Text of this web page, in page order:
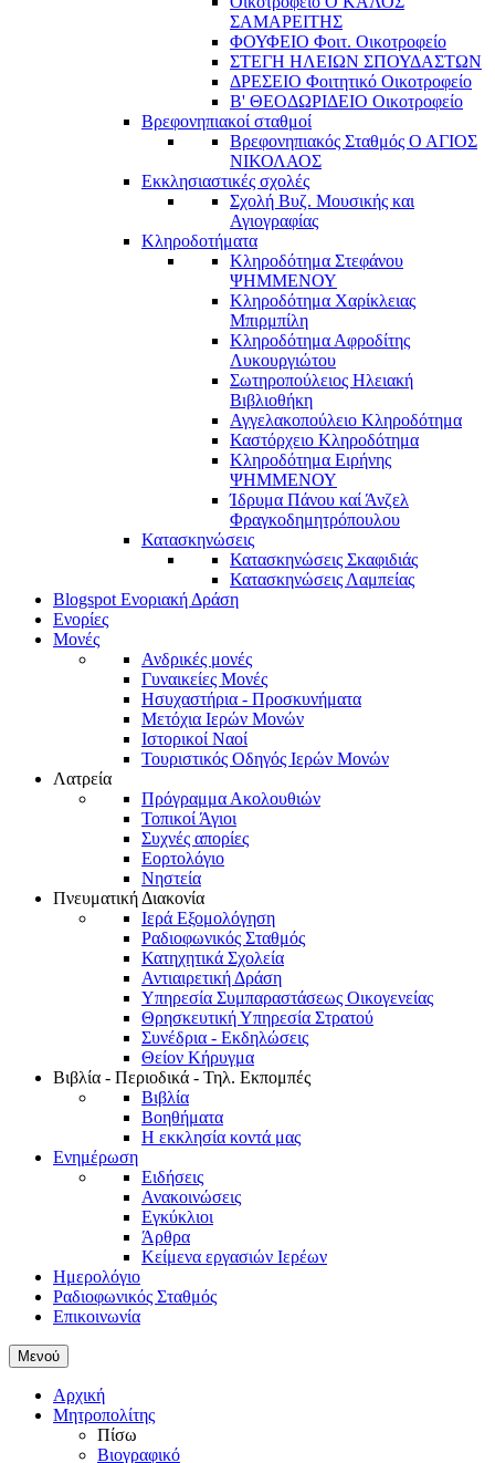
ΣΑΜΑΡΕΙΤΗΣ
ΦΟΥΦΕΙΟ Φοιτ. Οικοτροφείο
ΣΤΕΓΗ ΗΛΕΙΩΝ ΣΠΟΥΔΑΣΤΩΝ
ΔΡΕΣΕΙΟ Φοιτητικό Οικοτροφείο
Β' ΘΕΟΔΩΡΙΔΕΙΟ Οικοτροφείο
Βρεφονηπιακοί σταθμοί
Βρεφονηπιακός Σταθμός Ο ΑΓΙΟΣ
ΝΙΚΟΛΑΟΣ
Εκκλησιαστικές σχολές
Σχολή Βυζ. Μουσικής και
Αγιογραφίας
Κληροδοτήματα
Κληροδότημα Στεφάνου
ΨΗΜΜΕΝΟΥ
Κληροδότημα Χαρίκλειας
Μπιρμπίλη
Κληροδότημα Αφροδίτης
Λυκουργιώτου
Σωτηροπούλειος Ηλειακή
Βιβλιοθήκη
Αγγελακοπούλειο Κληροδότημα
Καστόρχειο Κληροδότημα
Κληροδότημα Ειρήνης
ΨΗΜΜΕΝΟΥ
Ίδρυμα Πάνου καί Άνζελ
Φραγκοδημητρόπουλου
Κατασκηνώσεις
Κατασκηνώσεις Σκαφιδιάς
Κατασκηνώσεις Λαμπείας
Blogspot Ενοριακή Δράση
Ενορίες
Μονές
Ανδρικές μονές
Γυναικείες Μονές
Ησυχαστήρια - Προσκυνήματα
Μετόχια Ιερών Μονών
Ιστορικοί Ναοί
Τουριστικός Οδηγός Ιερών Μονών
Λατρεία
Πρόγραμμα Ακολουθιών
Τοπικοί Άγιοι
Συχνές απορίες
Εορτολόγιο
Νηστεία
Πνευματική Διακονία
Ιερά Εξομολόγηση
Ραδιοφωνικός Σταθμός
Κατηχητικά Σχολεία
Αντιαιρετική Δράση
Υπηρεσία Συμπαραστάσεως Οικογενείας
Θρησκευτική Υπηρεσία Στρατού
Συνέδρια - Εκδηλώσεις
Θείον Κήρυγμα
Βιβλία - Περιοδικά - Τηλ. Εκπομπές
Βιβλία
Βοηθήματα
Η εκκλησία κοντά μας
Ενημέρωση
Ειδήσεις
Ανακοινώσεις
Εγκύκλιοι
Άρθρα
Κείμενα εργασιών Ιερέων
Ημερολόγιο
Ραδιοφωνικός Σταθμός
Επικοινωνία
Μενού
Αρχική
Μητροπολίτης
Πίσω
Βιογραφικό